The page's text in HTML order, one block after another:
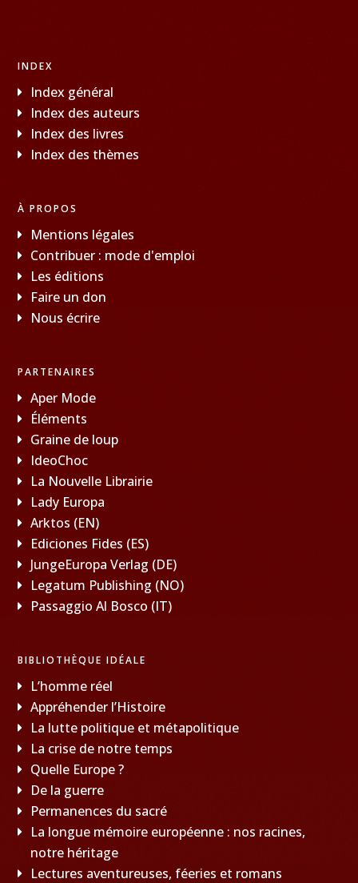
INDEX
Index général
Index des auteurs
Index des livres
Index des thèmes
À PROPOS
Mentions légales
Contribuer : mode d'emploi
Les éditions
Faire un don
Nous écrire
PARTENAIRES
Aper Mode
Éléments
Graine de loup
IdeoChoc
La Nouvelle Librairie
Lady Europa
Arktos (EN)
Ediciones Fides (ES)
JungeEuropa Verlag (DE)
Legatum Publishing (NO)
Passaggio Al Bosco (IT)
BIBLIOTHÈQUE IDÉALE
L’homme réel
Appréhender l’Histoire
La lutte politique et métapolitique
La crise de notre temps
Quelle Europe ?
De la guerre
Permanences du sacré
La longue mémoire européenne : nos racines,
notre héritage
Lectures aventureuses, féeries et romans